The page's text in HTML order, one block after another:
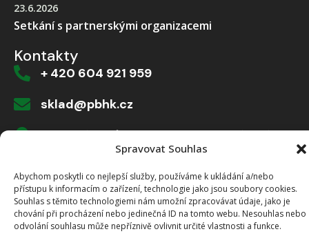
Spravovat Souhlas
Abychom poskytli co nejlepší služby, používáme k ukládání a/nebo
přístupu k informacím o zařízení, technologie jako jsou soubory cookies.
Souhlas s těmito technologiemi nám umožní zpracovávat údaje, jako je
chování při procházení nebo jedinečná ID na tomto webu. Nesouhlas nebo
odvolání souhlasu může nepříznivě ovlivnit určité vlastnosti a funkce.
23.6.2026
Setkání s partnerskými organizacemi
Kontakty
+ 420 604 921 959
sklad@pbhk.cz
Dvorská 916/1a, 503 11 Hradec Králové
Vytvořeno od >robology